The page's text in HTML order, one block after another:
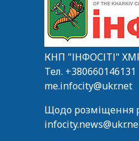
КНП "ІНФОСІТІ"
Тел. +380660146131
me.infocity@ukr.net
Щодо розміщення